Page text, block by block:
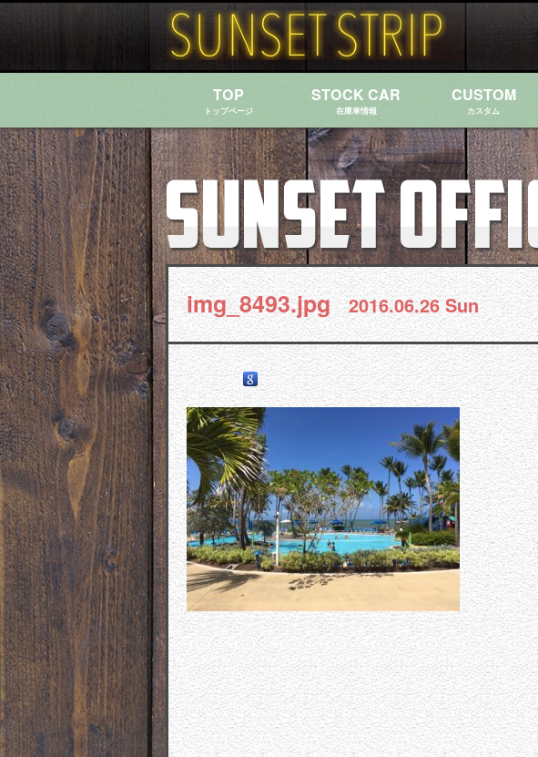
TOP
トップページ
STOCK CAR
在庫車情報
CUSTOM
カスタム
img_8493.jpg 2016.06.26 Sun